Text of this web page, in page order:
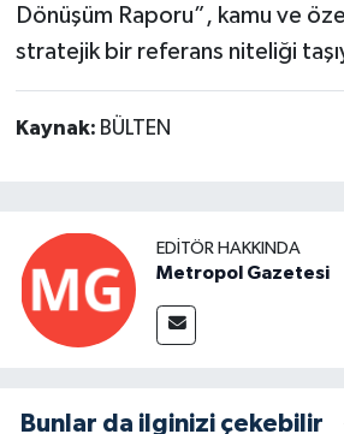
Dönüşüm Raporu”, kamu ve
stratejik bir referans niteliği
Kaynak: BÜLTEN
EDITÖR HAKKINDA
Metropol Gazetesi
Bunlar da ilginizi çekebilir